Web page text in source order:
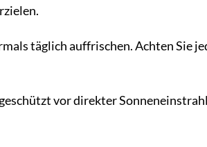
täglich auffrischen. Achten Sie
vor direkter